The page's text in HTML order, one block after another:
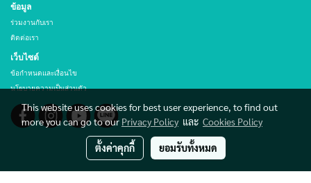
ข้อมูล
ร่วมงานกับเรา
ติดต่อเรา
เว็บไซต์
ข้อกำหนดและเงื่อนไข
นโยบายความเป็นส่วนตัว
This website uses cookies for best user experience, to find out
more you can go to our Privacy Policyและ Cookies Policy
ตั้งค่าคุกกี้ ยอมรับทั้งหมด